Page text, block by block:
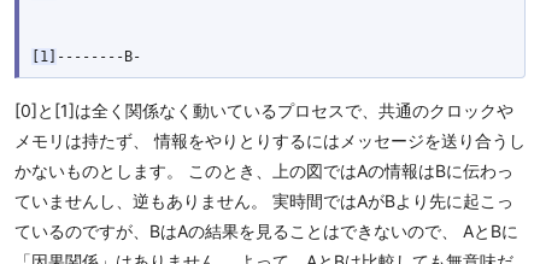
[1]
[0]と[1]は全く関係なく動いているプロセスで、共通のクロックや
メモリは持たず、 情報をやりとりするにはメッセージを送り合うし
かないものとします。 このとき、上の図ではAの情報はBに伝わっ
ていませんし、逆もありません。 実時間ではAがBより先に起こっ
ているのですが、BはAの結果を見ることはできないので、 AとBに